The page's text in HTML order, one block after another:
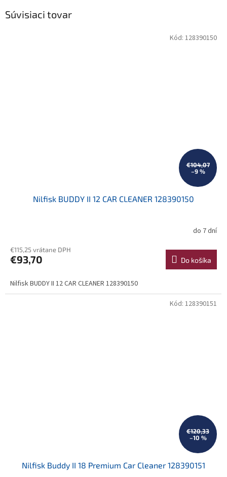
Súvisiaci tovar
€104,07
–9 %
Nilfisk BUDDY II 12 CAR CLEANER 128390150
do 7 dní
€115,25 vrátane DPH
€93,70 Do košíka
Nilfisk BUDDY II 12 CAR CLEANER 128390150
Kód: 128390150
€120,33
–10 %
Nilfisk Buddy II 18 Premium Car Cleaner 128390151
Kód: 128390151